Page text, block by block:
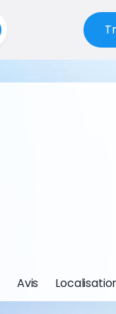
Avis